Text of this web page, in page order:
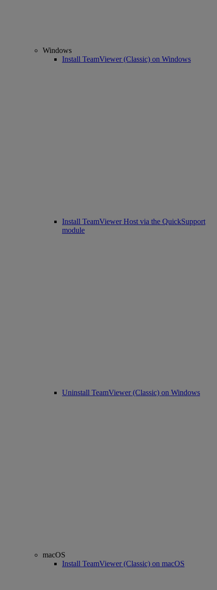
Windows
Install TeamViewer (Classic) on Windows
Install TeamViewer Host via the QuickSupport
module
Uninstall TeamViewer (Classic) on Windows
macOS
Install TeamViewer (Classic) on macOS